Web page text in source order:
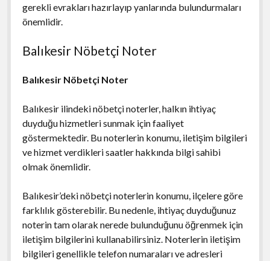
gerekli evrakları hazırlayıp yanlarında bulundurmaları
önemlidir.
Balıkesir Nöbetçi Noter
Balıkesir Nöbetçi Noter
Balıkesir ilindeki nöbetçi noterler, halkın ihtiyaç
duyduğu hizmetleri sunmak için faaliyet
göstermektedir. Bu noterlerin konumu, iletişim bilgileri
ve hizmet verdikleri saatler hakkında bilgi sahibi
olmak önemlidir.
Balıkesir’deki nöbetçi noterlerin konumu, ilçelere göre
farklılık gösterebilir. Bu nedenle, ihtiyaç duyduğunuz
noterin tam olarak nerede bulunduğunu öğrenmek için
iletişim bilgilerini kullanabilirsiniz. Noterlerin iletişim
bilgileri genellikle telefon numaraları ve adresleri